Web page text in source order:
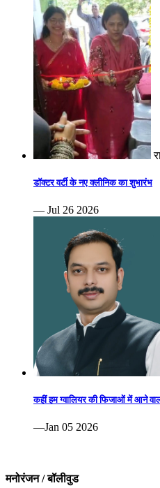
डॉक्टर वर्टी के नए क्लीनिक का शुभारंभ
— Jul 26 2026
कहीं हम ग्वालियर की फिजाओं में आने
—Jan 05 2026
मनोरंजन / बॉलीवुड